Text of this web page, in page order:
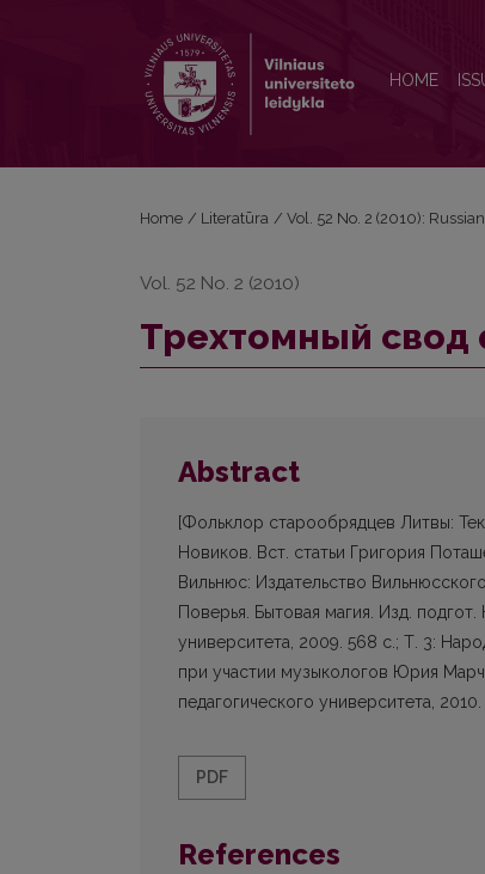
HOME
Home / Literatūra / Vol. 52 No. 2 (2010):
Vol. 52 No. 2 (2010)
Трехтомный свод
Abstract
[Фольклор старообрядцев Литвы:
Новиков. Вст. статьи Григория
Вильнюс: Издательство
Поверья. Бытовая магия. Изд.
университета, 2009. 568 с.; Т. 3:
при участии музыкологов Юрия
педагогического университета, 2010.
PDF
References